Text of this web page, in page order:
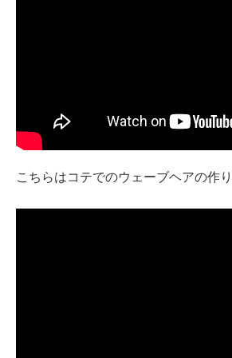
こちらはコテでのウェーブヘアの作